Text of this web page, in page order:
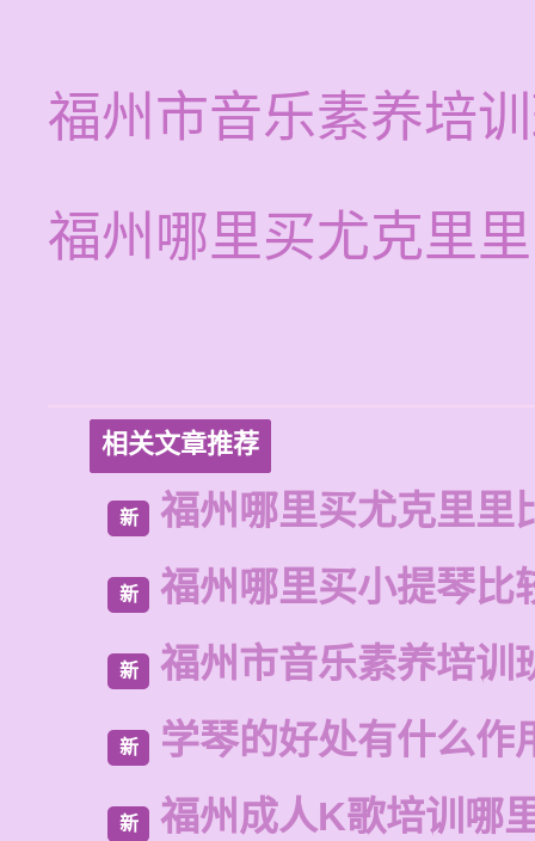
福州市音乐素养培
福州哪里买尤克里
相关文章推荐
新 福州哪里买尤克里里
新 福州哪里买小提琴比
新 福州市音乐素养培训
新 学琴的好处有什么作
新 福州成人K歌培训哪